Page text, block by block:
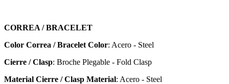
CORREA / BRACELET
Color Correa / Bracelet Color: Acero - Steel
Cierre / Clasp: Broche Plegable - Fold Clasp
Material Cierre / Clasp Material: Acero - Steel